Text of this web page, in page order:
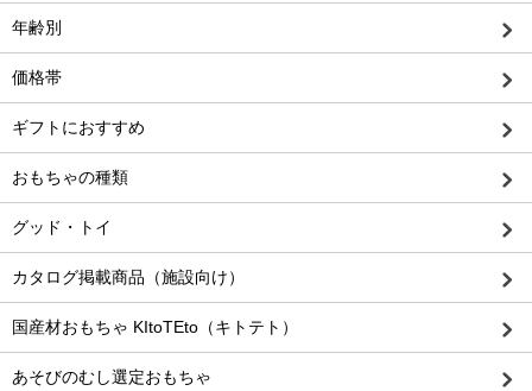
年齢別
価格帯
ギフトにおすすめ
おもちゃの種類
グッド・トイ
カタログ掲載商品（施設向け）
国産材おもちゃ KItoTEto（キトテト）
あそびのむし選定おもちゃ